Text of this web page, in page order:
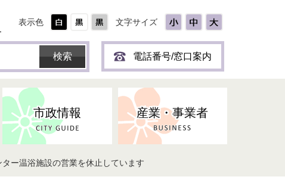
表示色 文字サイズ
電話番号/窓口案内
環境・ペット・蜂等
／ひとり
保育所(園)・幼稚園・認定こども
障害者福祉
斎場・墓園
市政情報
出前トーク
産業・事業者
防災協力事業所登録制度
ー温浴施設の営業を休止しています